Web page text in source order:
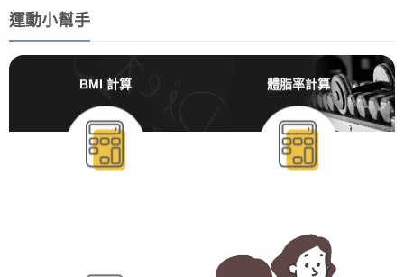
運動小幫手
BMI 計算 體脂率計算